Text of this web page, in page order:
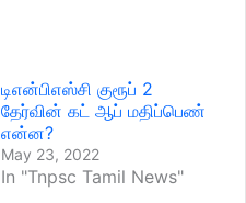
டிஎன்பிஎஸ்சி குரூப் 2
தேர்வின் கட் ஆப் மதிப்பெண்
என்ன?
May 23, 2022
In "Tnpsc Tamil News"